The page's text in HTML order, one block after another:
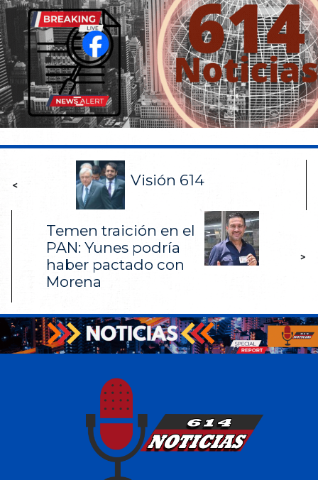
< Visión 614
Temen traición en el
PAN: Yunes podría
haber pactado con
Morena
>